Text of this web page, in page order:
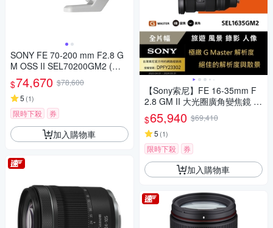
SONY FE 70-200 mm F2.8 G
M OSS II SEL70200GM2 (公
司貨)
$74,670 $78,600
5 (1)
限時下殺 券
加入購物車
【Sony索尼】FE 16-35mm F
2.8 GM II 大光圈廣角變焦鏡 S
EL1635GM2 (公司貨 保固 24
個月)
$65,940 $69,410
5 (1)
限時下殺 券
加入購物車